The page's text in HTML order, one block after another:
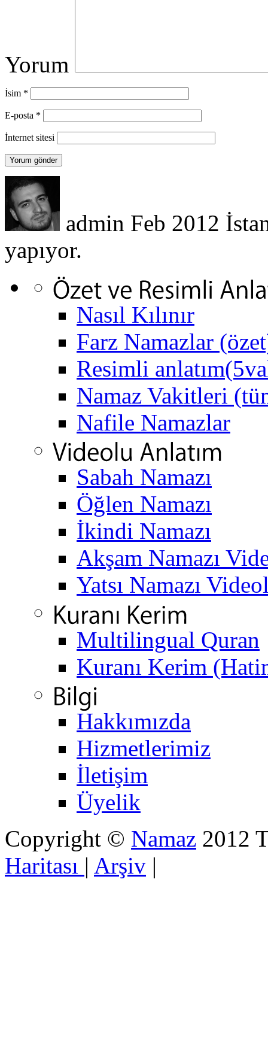
Yorum
İsim *
E-posta *
İnternet sitesi
admin Feb 2012
yapıyor.
Nasıl Kılınır
Farz Namazlar
Resimli
Namaz Vakitleri
Nafile Namazlar
Sabah Namazı
Öğlen Namazı
İkindi Namazı
Akşam Namazı
Yatsı Namazı
Multilingual Quran
Kuranı Kerim
Hakkımızda
Hizmetlerimiz
İletişim
Üyelik
Copyright © Namaz 2012
Haritası | Arşiv |